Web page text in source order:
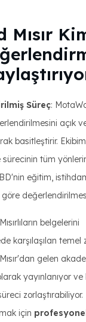
Mısır
Süreç:
açık
basitleştirir.
tüm
eğitim,
belgelerini
karşılaşılan temel
gelen
yayınlanıyor
için